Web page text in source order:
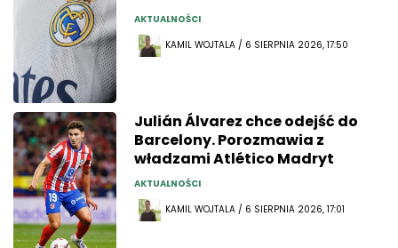
AKTUALNOŚCI
KAMIL WOJTALA / 6 SIERPNIA 2026, 17:50
Julián Álvarez chce odejść do
Barcelony. Porozmawia z
władzami Atlético Madryt
AKTUALNOŚCI
KAMIL WOJTALA / 6 SIERPNIA 2026, 17:01